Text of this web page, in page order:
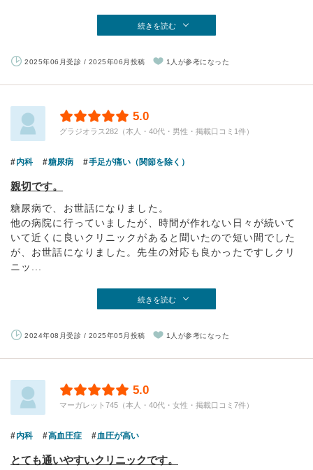
続きを読む
2025年06月受診 / 2025年06月投稿 1人が参考になった
5.0
グラジオラス282（本人・40代・男性・掲載口コミ1件）
内科 糖尿病 手足が痛い（関節を除く）
親切です。
糖尿病で、お世話になりました。
他の病院に行っていましたが、時間が作れない日々が続いて
いて近くに良いクリニックがあると聞いたので短い間でした
が、お世話になりました。先生の対応も良かったですしクリ
ニッ...
続きを読む
2024年08月受診 / 2025年05月投稿 1人が参考になった
5.0
マーガレット745（本人・40代・女性・掲載口コミ7件）
内科 高血圧症 血圧が高い
とても通いやすいクリニックです。